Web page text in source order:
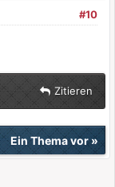
#10
Zitieren
Ein Thema vor»